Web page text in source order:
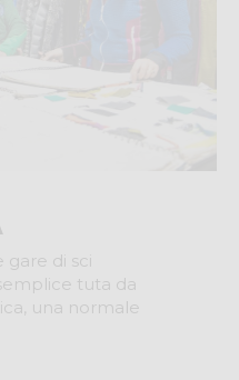
gare di sci
tuta da
una normale